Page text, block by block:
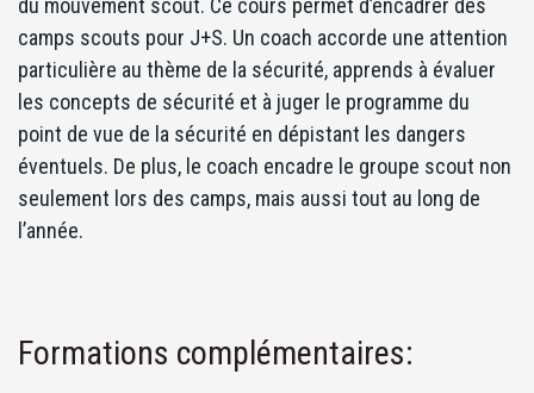
du mouvement scout. Ce cours permet d’encadrer des
camps scouts pour J+S. Un coach accorde une attention
particulière au thème de la sécurité, apprends à évaluer
les concepts de sécurité et à juger le programme du
point de vue de la sécurité en dépistant les dangers
éventuels. De plus, le coach encadre le groupe scout non
seulement lors des camps, mais aussi tout au long de
l’année.
Formations complémentaires: